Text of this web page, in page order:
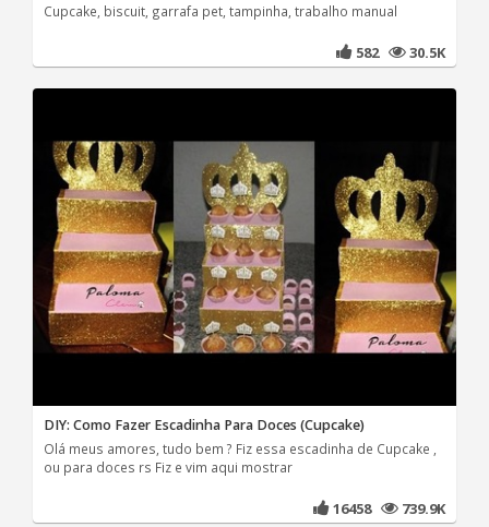
Cupcake, biscuit, garrafa pet, tampinha, trabalho manual
582 30.5K
DIY: Como Fazer Escadinha Para Doces (Cupcake)
Olá meus amores, tudo bem ? Fiz essa escadinha de Cupcake ,
ou para doces rs Fiz e vim aqui mostrar
16458 739.9K